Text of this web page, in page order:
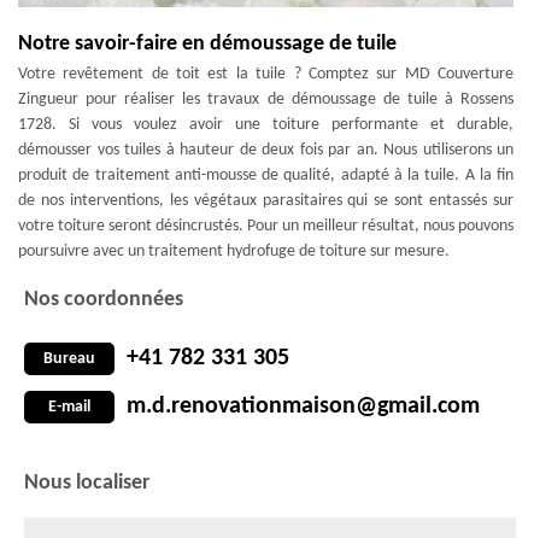
Notre savoir-faire en démoussage de tuile
Votre revêtement de toit est la tuile ? Comptez sur MD Couverture
Zingueur pour réaliser les travaux de démoussage de tuile à Rossens
1728. Si vous voulez avoir une toiture performante et durable,
démousser vos tuiles à hauteur de deux fois par an. Nous utiliserons un
produit de traitement anti-mousse de qualité, adapté à la tuile. A la fin
de nos interventions, les végétaux parasitaires qui se sont entassés sur
votre toiture seront désincrustés. Pour un meilleur résultat, nous pouvons
poursuivre avec un traitement hydrofuge de toiture sur mesure.
Nos coordonnées
Bureau +41 782 331 305
E-mail m.d.renovationmaison@gmail.com
Nous localiser